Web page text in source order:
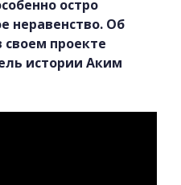
остро
неравенство. Об
проекте
истории Аким